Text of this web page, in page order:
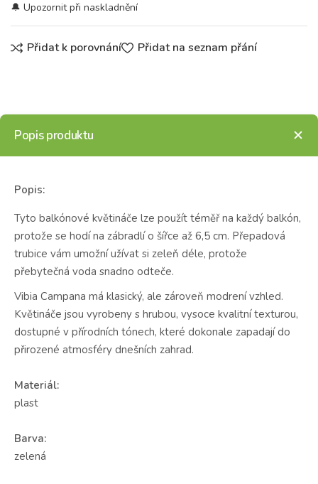
Přidat k porovnání Přidat na seznam přání
Popis produktu
Popis:
Tyto balkónové květináče lze použít téměř na každý balkón,
protože se hodí na zábradlí o šířce až 6,5 cm. Přepadová
trubice vám umožní užívat si zeleň déle, protože
přebytečná voda snadno odteče.
Vibia Campana má klasický, ale zároveň modrení vzhled.
Květináče jsou vyrobeny s hrubou, vysoce kvalitní texturou,
dostupné v přírodních tónech, které dokonale zapadají do
přirozené atmosféry dnešních zahrad.
Materiál:
plast
Barva:
zelená